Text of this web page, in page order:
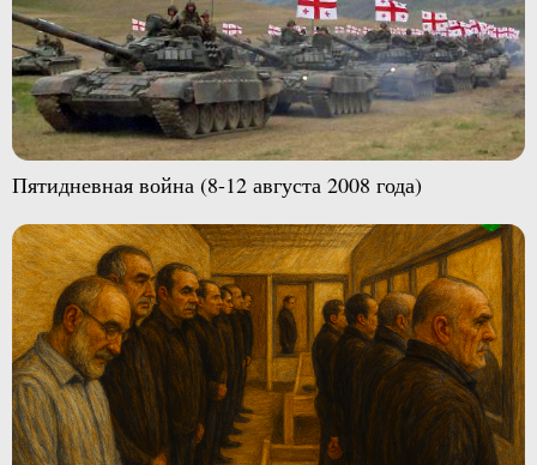
Пятидневная война (8-12 августа 2008 года)